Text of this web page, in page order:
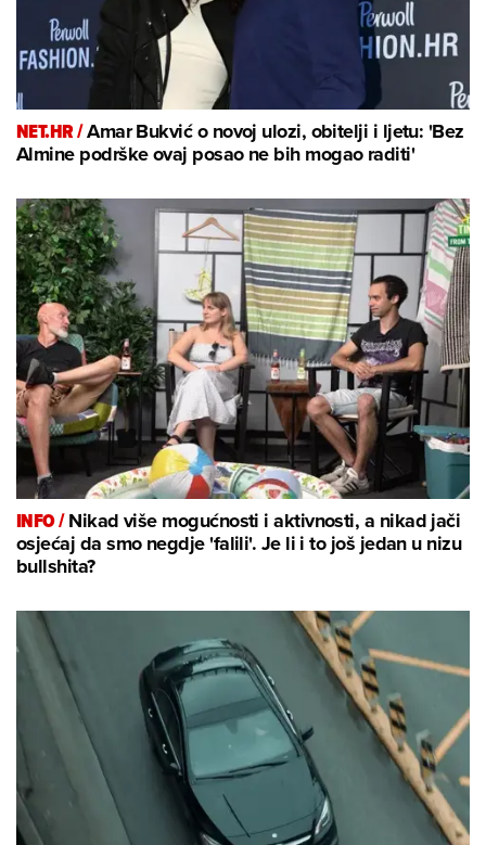
NET.HR /Amar Bukvić o novoj ulozi, obitelji i ljetu: 'Bez
Almine podrške ovaj posao ne bih mogao raditi'
INFO /Nikad više mogućnosti i aktivnosti, a nikad jači
osjećaj da smo negdje 'falili'. Je li i to još jedan u nizu
bullshita?